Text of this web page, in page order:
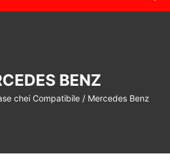
BENZ
chei Compatibile / Mercedes Benz